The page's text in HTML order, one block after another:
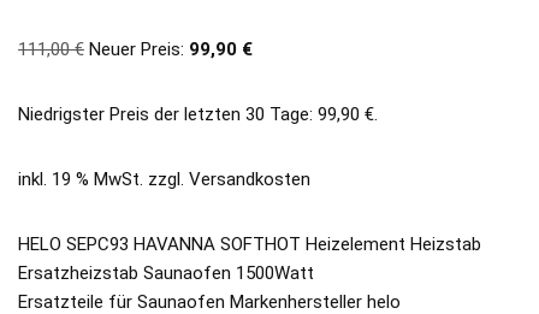
111,00€ Neuer Preis: 99,90 €
Niedrigster Preis der letzten 30 Tage: 99,90 €
inkl. 19 % MwSt. zzgl. Versandkosten
HELO SEPC93 HAVANNA SOFTHOT Heizelement Heizstab
Ersatzheizstab Saunaofen 1500Watt
Ersatzteile für Saunaofen Markenhersteller helo